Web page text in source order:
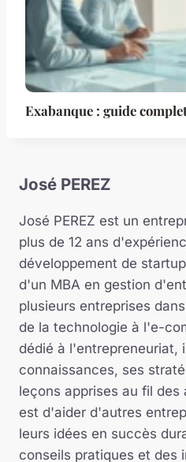
Exabanque : guide
José PEREZ
José PEREZ est un
plus de 12 ans
développement de
d'un MBA en gestion
plusieurs entreprises
de la technologie à l'e-
dédié à l'entrepreneuriat,
connaissances, ses
leçons apprises au fil des
est d'aider d'autres
leurs idées en succès
conseils pratiques et des